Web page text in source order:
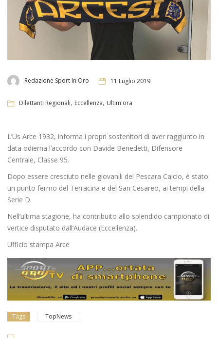
Redazione Sport In Oro 11 Luglio 2019
Dilettanti Regionali, Eccellenza, Ultim'ora
L’Us Arce 1932, informa i propri sostenitori di aver raggiunto in
data odierna l’accordo con Davide Benedetti, Difensore
Centrale, Classe 95.
Dopo essere cresciuto nelle giovanili del Pescara Calcio, è stato
un punto fermo del Terracina e del San Cesareo, ai tempi della
Serie D.
Nell’ultima stagione, ha contribuito allo splendido campionato di
vertice disputato dall’Audace (Eccellenza).
Ufficio stampa Arce
Tags TopNews